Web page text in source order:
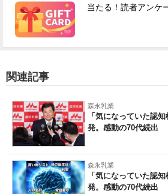
当たる！読者アンケ
関連記事
森永乳業
「気になっていた認
発。感動の70代続出
森永乳業
「気になっていた認
発。感動の70代続出